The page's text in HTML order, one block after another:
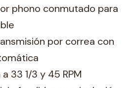
phono conmutado para
por correa con
33 1/3 y 45 RPM